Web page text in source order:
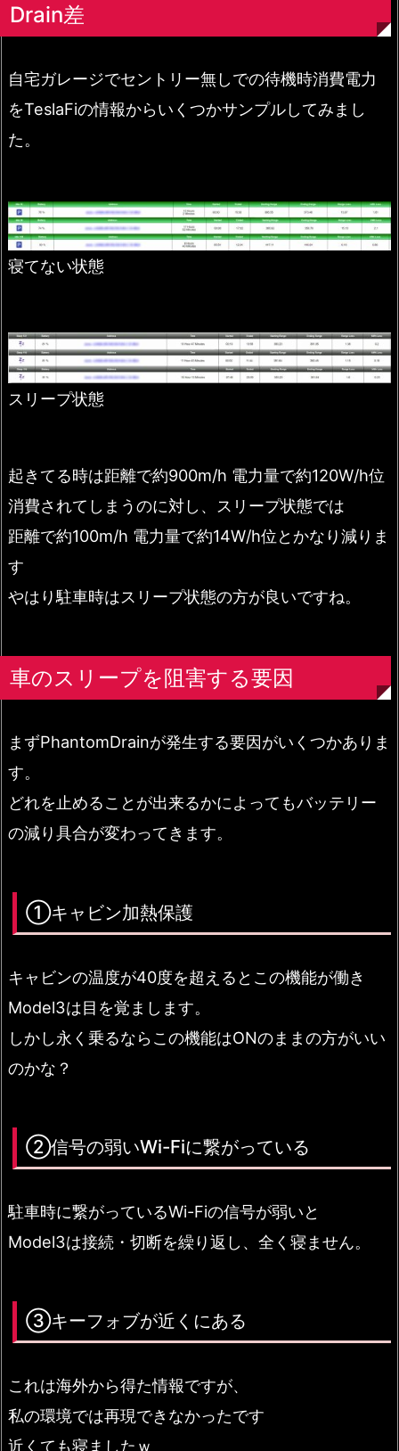
Drain差
自宅ガレージでセントリー無しでの待機時消費電力
をTeslaFiの情報からいくつかサンプルしてみまし
た。
寝てない状態
スリープ状態
起きてる時は距離で約900m/h 電力量で約120W/h位
消費されてしまうのに対し、スリープ状態では
距離で約100m/h 電力量で約14W/h位とかなり減りま
す
やはり駐車時はスリープ状態の方が良いですね。
車のスリープを阻害する要因
まずPhantomDrainが発生する要因がいくつかありま
す。
どれを止めることが出来るかによってもバッテリー
の減り具合が変わってきます。
①キャビン加熱保護
キャビンの温度が40度を超えるとこの機能が働き
Model3は目を覚まします。
しかし永く乗るならこの機能はONのままの方がいい
のかな？
②信号の弱いWi-Fiに繋がっている
駐車時に繋がっているWi-Fiの信号が弱いと
Model3は接続・切断を繰り返し、全く寝ません。
③キーフォブが近くにある
これは海外から得た情報ですが、
私の環境では再現できなかったです
近くても寝ましたｗ